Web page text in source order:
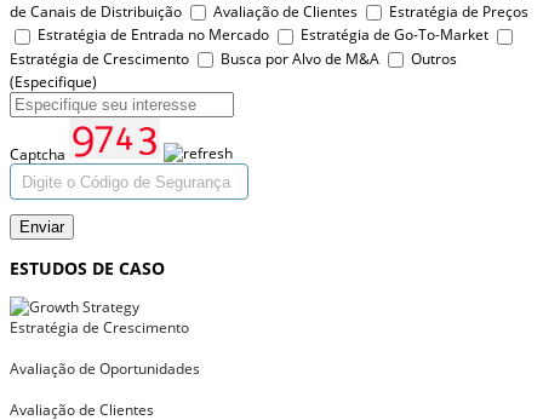
de Canais de Distribuição
Avaliação de Clientes
Estratégia de Preços
Estratégia de Entrada no Mercado
Estratégia de Go-To-Market
Estratégia de Crescimento
Busca por Alvo de M&A
Outros
(Especifique)
Captcha
Enviar
ESTUDOS DE CASO
Estratégia de Crescimento
Avaliação de Oportunidades
Avaliação de Clientes